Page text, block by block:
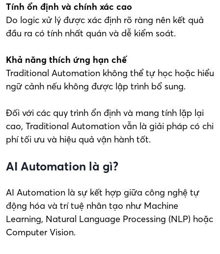
Tính ổn định và chính xác cao
Do logic xử lý được xác định rõ ràng nên kết quả
đầu ra có tính nhất quán và dễ kiểm soát.
Khả năng thích ứng hạn chế
Traditional Automation không thể tự học hoặc hiểu
ngữ cảnh nếu không được lập trình bổ sung.
Đối với các quy trình ổn định và mang tính lặp lại
cao, Traditional Automation vẫn là giải pháp có chi
phí tối ưu và hiệu quả vận hành tốt.
AI Automation là gì?
AI Automation là sự kết hợp giữa công nghệ tự
động hóa và trí tuệ nhân tạo như Machine
Learning, Natural Language Processing (NLP) hoặc
Computer Vision.